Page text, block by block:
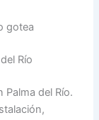
gotea
Río
Palma del Río.